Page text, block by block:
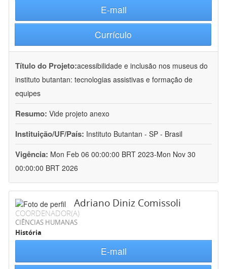
E-mail
Currículo
Título do Projeto:acessibilidade e inclusão nos museus do
instituto butantan: tecnologias assistivas e formação de
equipes
Resumo: Vide projeto anexo
Instituição/UF/País: Instituto Butantan - SP - Brasil
Vigência: Mon Feb 06 00:00:00 BRT 2023-Mon Nov 30
00:00:00 BRT 2026
Adriano Diniz Comissoli
COORDENADOR(A)
CIÊNCIAS HUMANAS
História
E-mail